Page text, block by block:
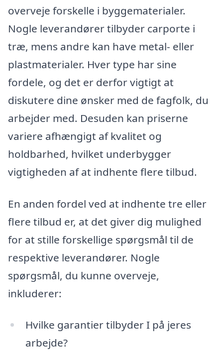
overveje forskelle i byggematerialer.
Nogle leverandører tilbyder carporte i
træ, mens andre kan have metal- eller
plastmaterialer. Hver type har sine
fordele, og det er derfor vigtigt at
diskutere dine ønsker med de fagfolk, du
arbejder med. Desuden kan priserne
variere afhængigt af kvalitet og
holdbarhed, hvilket underbygger
vigtigheden af at indhente flere tilbud.
En anden fordel ved at indhente tre eller
flere tilbud er, at det giver dig mulighed
for at stille forskellige spørgsmål til de
respektive leverandører. Nogle
spørgsmål, du kunne overveje,
inkluderer:
Hvilke garantier tilbyder I på jeres
arbejde?